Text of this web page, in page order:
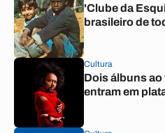
'Clube da
brasileiro de
Cultura
Dois álbuns
entram em